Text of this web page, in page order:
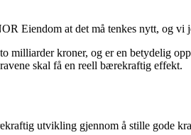
Eiendom at det må tenkes nytt, og
milliarder kroner, og er en betydelig
skal få en reell bærekraftig effekt.
utvikling gjennom å stille gode